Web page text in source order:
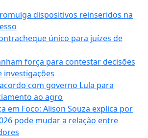
dispositivos reinseridos na
único para juízes de
força para contestar decisões
investigações
com governo Lula para
ao agro
em Foco: Alison Souza explica por
pode mudar a relação entre